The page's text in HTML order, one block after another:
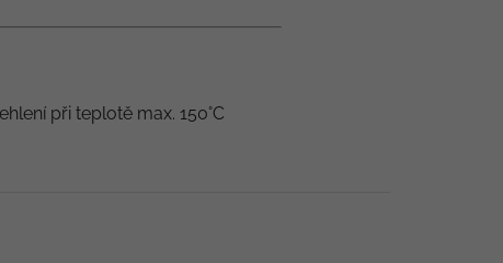
při teplotě max. 150°C